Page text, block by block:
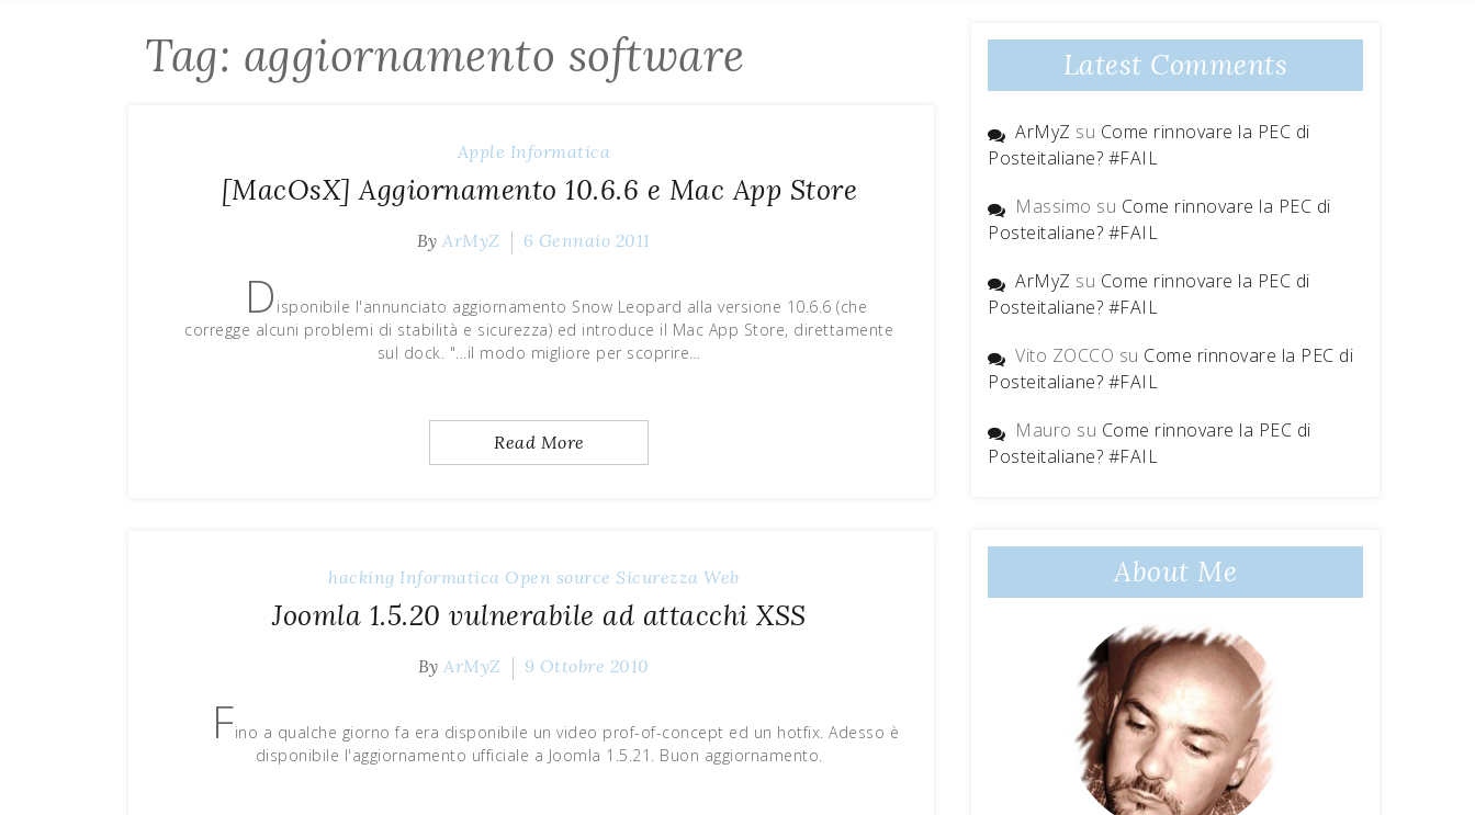
Tag: aggiornamento software
Apple Informatica
[MacOsX] Aggiornamento 10.6.6 e Mac App Store
ByArMyZ 6 Gennaio 2011
D isponibile l'annunciato aggiornamento Snow Leopard alla versione 10.6.6 (che
corregge alcuni problemi di stabilità e sicurezza) ed introduce il Mac App Store, direttamente
sul dock. "...il modo migliore per scoprire…
Read More
hacking Informatica Open source Sicurezza Web
Joomla 1.5.20 vulnerabile ad attacchi XSS
ByArMyZ 9 Ottobre 2010
Fino a qualche giorno fa era disponibile un video prof-of-concept ed un hotfix. Adesso è
disponibile l'aggiornamento ufficiale a Joomla 1.5.21. Buon aggiornamento.
Latest Comments
ArMyZ su Come rinnovare la PEC di
Posteitaliane? #FAIL
Massimo su Come rinnovare la PEC di
Posteitaliane? #FAIL
ArMyZ su Come rinnovare la PEC di
Posteitaliane? #FAIL
Vito ZOCCO su Come rinnovare la PEC di
Posteitaliane? #FAIL
Mauro su Come rinnovare la PEC di
Posteitaliane? #FAIL
About Me